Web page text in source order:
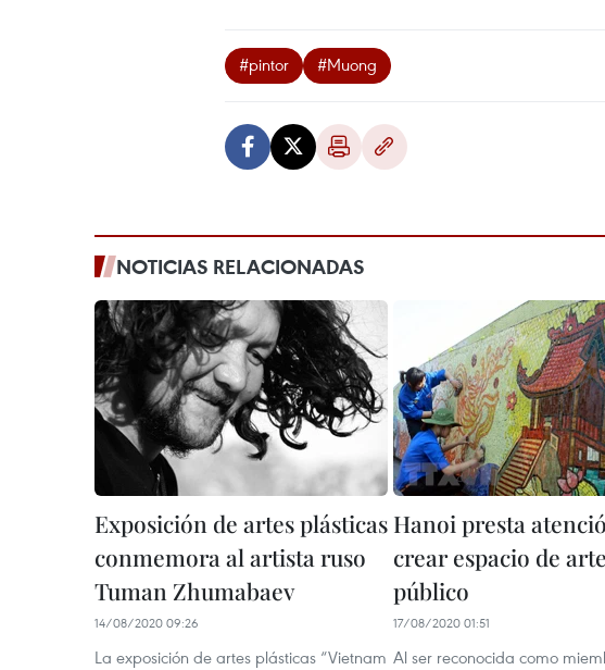
#pintor #Muong
NOTICIAS RELACIONADAS
Exposición de artes plásticas
conmemora al artista ruso
Tuman Zhumabaev
14/08/2020 09:26
La exposición de artes plásticas “Vietnam
Hanoi presta
crear espacio de arte
público
17/08/2020 01:51
Al ser reconocida como